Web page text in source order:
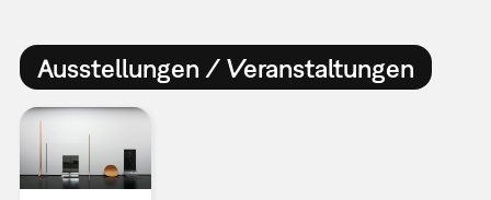
Ausstellungen / Veranstaltungen